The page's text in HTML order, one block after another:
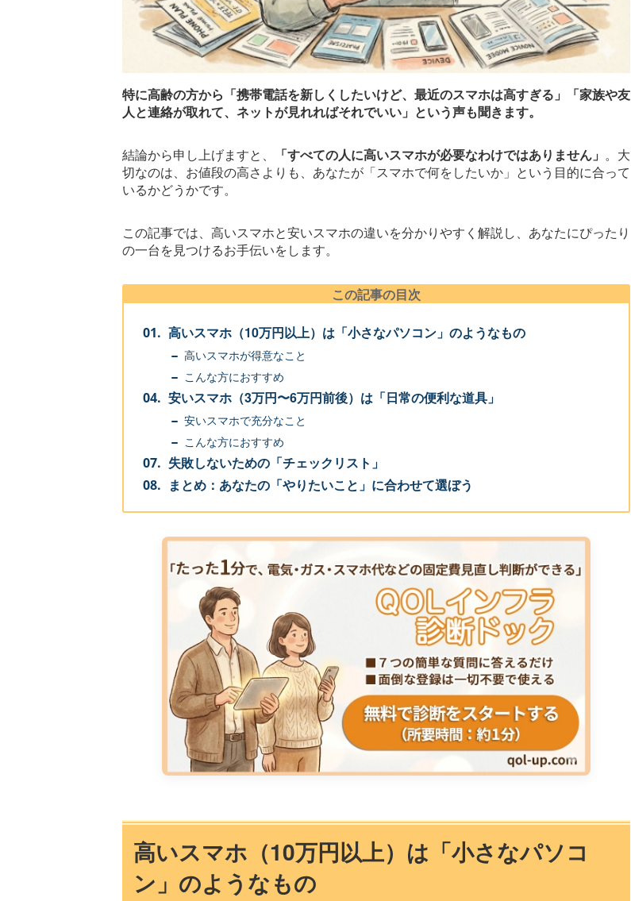
特に高齢の方から「携帯電話を新しくしたいけど、最近のスマホは高すぎる」「家族や友
人と連絡が取れて、ネットが見れればそれでいい」という声も聞きます。
結論から申し上げますと、 「すべての人に高いスマホが必要なわけではありません」 。大
切なのは、お値段の高さよりも、あなたが「スマホで何をしたいか」という目的に合って
いるかどうかです。
この記事では、高いスマホと安いスマホの違いを分かりやすく解説し、あなたにぴったり
の一台を見つけるお手伝いをします。
この記事の目次
高いスマホ（10万円以上）は「小さなパソコン」のようなもの
高いスマホが得意なこと
こんな方におすすめ
安いスマホ（3万円〜6万円前後）は「日常の便利な道具」
安いスマホで充分なこと
こんな方におすすめ
失敗しないための「チェックリスト」
まとめ：あなたの「やりたいこと」に合わせて選ぼう
高いスマホ（10万円以上）は「小さなパソコ
ン」のようなもの